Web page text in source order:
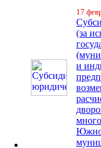
17
(за
и